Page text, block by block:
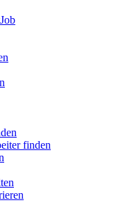
finden